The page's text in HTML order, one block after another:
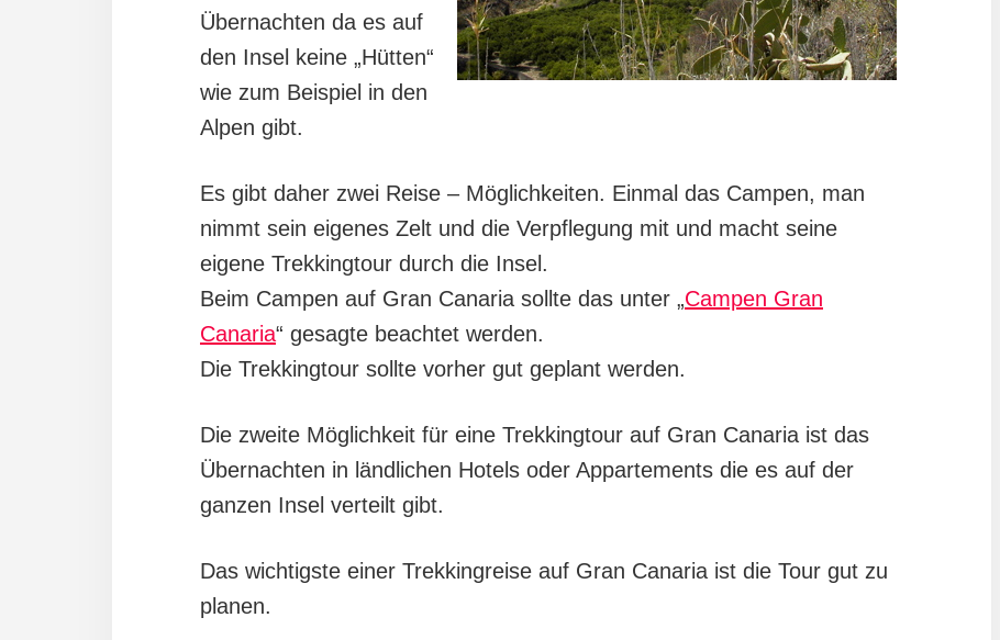
Übernachten da es auf
den Insel keine „Hütten“
wie zum Beispiel in den
Alpen gibt.
Es gibt daher zwei Reise – Möglichkeiten. Einmal das Campen, man
nimmt sein eigenes Zelt und die Verpflegung mit und macht seine
eigene Trekkingtour durch die Insel.
Beim Campen auf Gran Canaria sollte das unter „Campen Gran
Canaria“ gesagte beachtet werden.
Die Trekkingtour sollte vorher gut geplant werden.
Die zweite Möglichkeit für eine Trekkingtour auf Gran Canaria ist das
Übernachten in ländlichen Hotels oder Appartements die es auf der
ganzen Insel verteilt gibt.
Das wichtigste einer Trekkingreise auf Gran Canaria ist die Tour gut zu
planen.